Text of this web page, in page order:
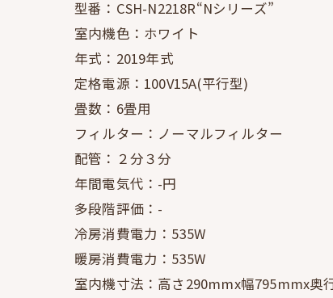
型番：CSH-N2218R“Nシリーズ”
室内機色：ホワイト
年式：2019年式
定格電源：100V15A(平行型)
畳数：6畳用
フィルター：ノーマルフィルター
配管：２分３分
年間電気代：-円
多段階評価：-
冷房消費電力：535W
暖房消費電力：535W
室内機寸法：高さ290mmx幅795mmx奥